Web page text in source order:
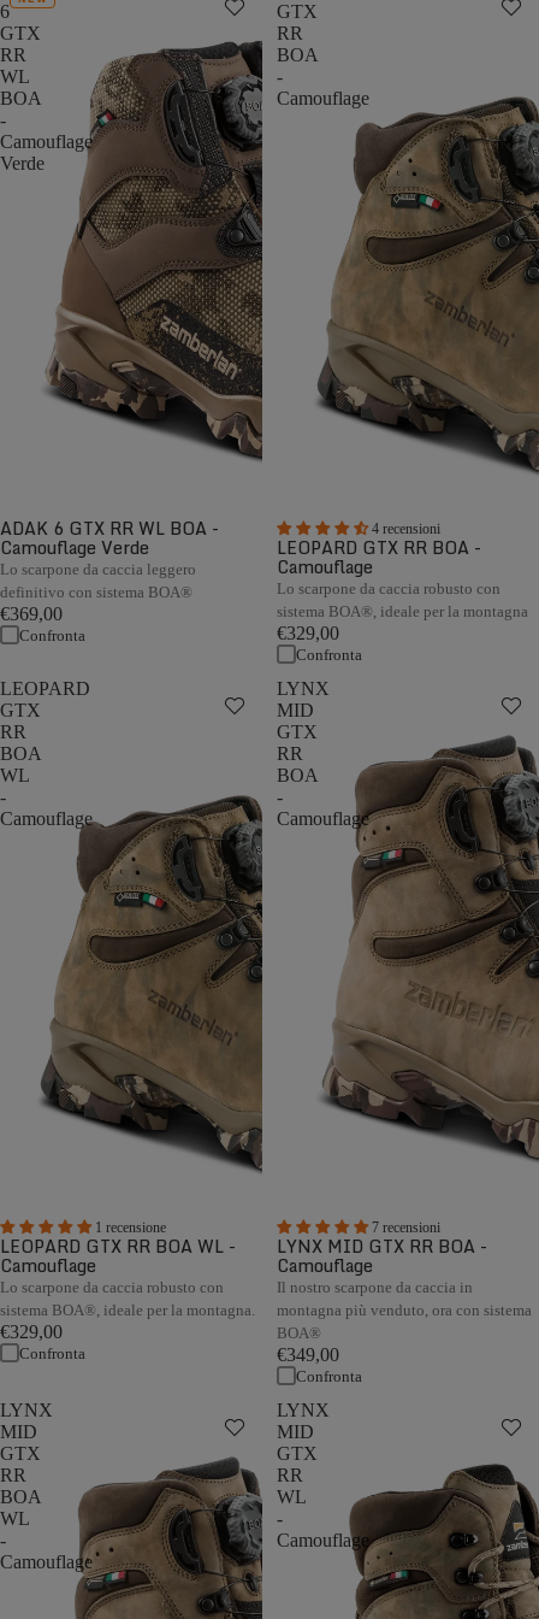
6
GTX
RR
WL
BOA
-
Camouflage
Verde
ADAK 6 GTX RR WL BOA -
Camouflage Verde
Lo scarpone da caccia leggero
definitivo con sistema BOA®
€369,00
Confronta
GTX
RR
BOA
-
Camouflage
4 recensioni
LEOPARD GTX RR BOA -
Camouflage
Lo scarpone da caccia robusto con
sistema BOA®, ideale per la montagna
€329,00
Confronta
LEOPARD
GTX
RR
BOA
WL
-
Camouflage
1 recensione
LEOPARD GTX RR BOA WL -
Camouflage
Lo scarpone da caccia robusto con
sistema BOA®, ideale per la montagna.
€329,00
Confronta
LYNX
MID
GTX
RR
BOA
-
Camouflage
7 recensioni
LYNX MID GTX RR BOA -
Camouflage
Il nostro scarpone da caccia in
montagna più venduto, ora con sistema
BOA®
€349,00
Confronta
LYNX
MID
GTX
RR
BOA
WL
-
Camouflage
LYNX
MID
GTX
RR
WL
-
Camouflage